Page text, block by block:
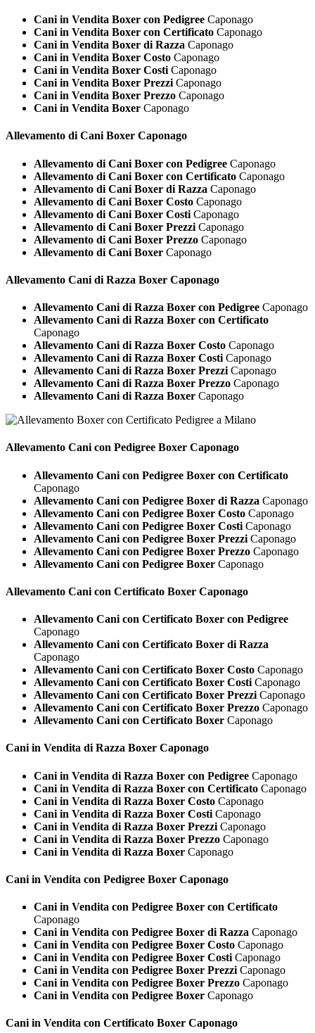
Cani in Vendita Boxer con Pedigree Caponago
Cani in Vendita Boxer con Certificato Caponago
Cani in Vendita Boxer di Razza Caponago
Cani in Vendita Boxer Costo Caponago
Cani in Vendita Boxer Costi Caponago
Cani in Vendita Boxer Prezzi Caponago
Cani in Vendita Boxer Prezzo Caponago
Cani in Vendita Boxer Caponago
Allevamento di Cani Boxer Caponago
Allevamento di Cani Boxer con Pedigree Caponago
Allevamento di Cani Boxer con Certificato Caponago
Allevamento di Cani Boxer di Razza Caponago
Allevamento di Cani Boxer Costo Caponago
Allevamento di Cani Boxer Costi Caponago
Allevamento di Cani Boxer Prezzi Caponago
Allevamento di Cani Boxer Prezzo Caponago
Allevamento di Cani Boxer Caponago
Allevamento Cani di Razza Boxer Caponago
Allevamento Cani di Razza Boxer con Pedigree Caponago
Allevamento Cani di Razza Boxer con Certificato
Caponago
Allevamento Cani di Razza Boxer Costo Caponago
Allevamento Cani di Razza Boxer Costi Caponago
Allevamento Cani di Razza Boxer Prezzi Caponago
Allevamento Cani di Razza Boxer Prezzo Caponago
Allevamento Cani di Razza Boxer Caponago
Allevamento Cani con Pedigree Boxer Caponago
Allevamento Cani con Pedigree Boxer con Certificato
Caponago
Allevamento Cani con Pedigree Boxer di Razza Caponago
Allevamento Cani con Pedigree Boxer Costo Caponago
Allevamento Cani con Pedigree Boxer Costi Caponago
Allevamento Cani con Pedigree Boxer Prezzi Caponago
Allevamento Cani con Pedigree Boxer Prezzo Caponago
Allevamento Cani con Pedigree Boxer Caponago
Allevamento Cani con Certificato Boxer Caponago
Allevamento Cani con Certificato Boxer con Pedigree
Caponago
Allevamento Cani con Certificato Boxer di Razza
Caponago
Allevamento Cani con Certificato Boxer Costo Caponago
Allevamento Cani con Certificato Boxer Costi Caponago
Allevamento Cani con Certificato Boxer Prezzi Caponago
Allevamento Cani con Certificato Boxer Prezzo Caponago
Allevamento Cani con Certificato Boxer Caponago
Cani in Vendita di Razza Boxer Caponago
Cani in Vendita di Razza Boxer con Pedigree Caponago
Cani in Vendita di Razza Boxer con Certificato Caponago
Cani in Vendita di Razza Boxer Costo Caponago
Cani in Vendita di Razza Boxer Costi Caponago
Cani in Vendita di Razza Boxer Prezzi Caponago
Cani in Vendita di Razza Boxer Prezzo Caponago
Cani in Vendita di Razza Boxer Caponago
Cani in Vendita con Pedigree Boxer Caponago
Cani in Vendita con Pedigree Boxer con Certificato
Caponago
Cani in Vendita con Pedigree Boxer di Razza Caponago
Cani in Vendita con Pedigree Boxer Costo Caponago
Cani in Vendita con Pedigree Boxer Costi Caponago
Cani in Vendita con Pedigree Boxer Prezzi Caponago
Cani in Vendita con Pedigree Boxer Prezzo Caponago
Cani in Vendita con Pedigree Boxer Caponago
Cani in Vendita con Certificato Boxer Caponago